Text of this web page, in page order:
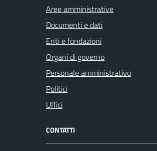
Aree amministrative
Documenti e dati
Enti e fondazioni
Organi di governo
Personale amministrativo
Politici
Uffici
CONTATTI